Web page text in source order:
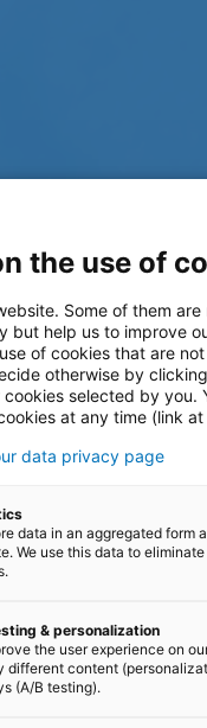
the use of
Some of them
but help us to improve
of cookies that are
otherwise by
selected by you.
at any time (link
data privacy page
data in an aggregated form
We use this data to
& personalization
the user experience on
different content
(A/B testing).